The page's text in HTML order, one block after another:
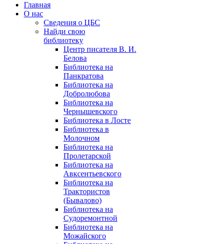
Главная
О нас
Сведения о ЦБС
Найди свою
библиотеку
Центр писателя В. И.
Белова
Библиотека на
Панкратова
Библиотека на
Добролюбова
Библиотека на
Чернышевского
Библиотека в Лосте
Библиотека в
Молочном
Библиотека на
Пролетарской
Библиотека на
Авксентьевского
Библиотека на
Трактористов
(Бывалово)
Библиотека на
Судоремонтной
Библиотека на
Можайского